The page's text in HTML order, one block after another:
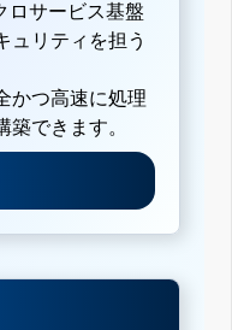
ロサービス基盤
ュリティを担う
かつ高速に処理
築できます。